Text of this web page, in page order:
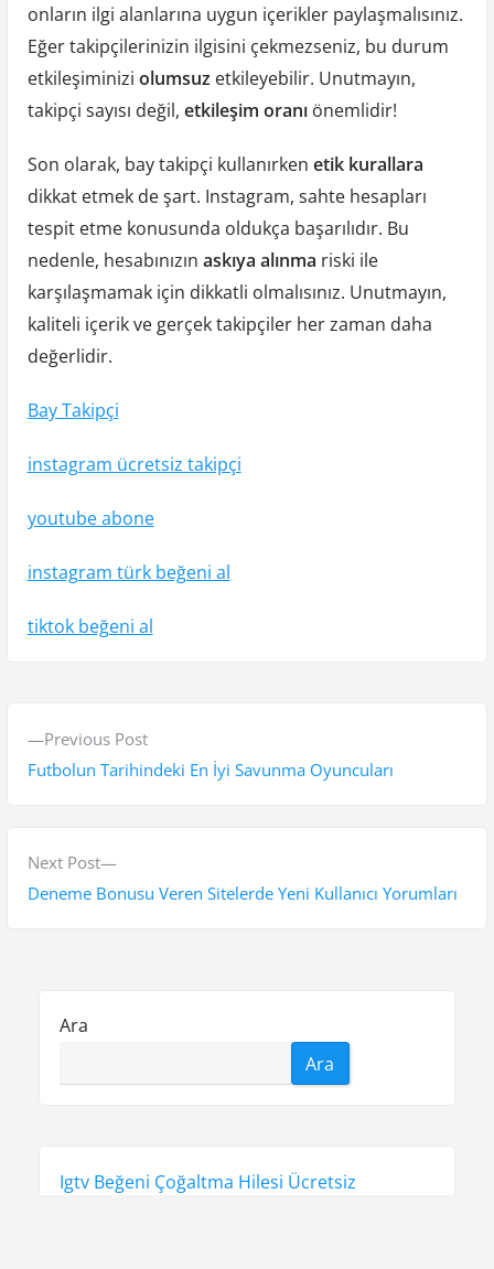
onların ilgi alanlarına uygun içerikler paylaşmalısınız.
Eğer takipçilerinizin ilgisini çekmezseniz, bu durum
etkileşiminizi olumsuz etkileyebilir. Unutmayın,
takipçi sayısı değil, etkileşim oranıönemlidir!
Son olarak, bay takipçi kullanırken etik kurallara
dikkat etmek de şart. Instagram, sahte hesapları
tespit etme konusunda oldukça başarılıdır. Bu
nedenle, hesabınızın askıya alınma riski ile
karşılaşmamak için dikkatli olmalısınız. Unutmayın,
kaliteli içerik ve gerçek takipçiler her zaman daha
değerlidir.
Bay Takipçi
instagram ücretsiz takipçi
youtube abone
instagram türk beğeni al
tiktok beğeni al
Previous PostP
r
o
Futbolun Tarihindeki En İyi Savunma Oyuncuları
Next Post
N
e
Deneme Bonusu Veren Sitelerde Yeni Kullanıcı Yorumları
Ara
Ara
Igtv Beğeni Çoğaltma Hilesi Ücretsiz